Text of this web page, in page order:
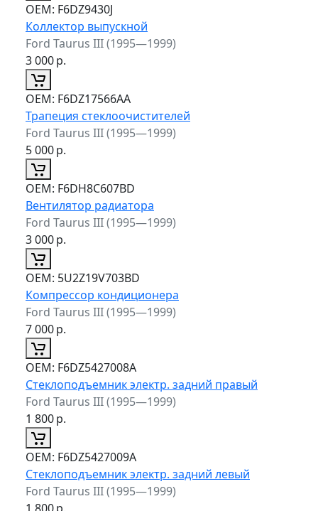
ОЕМ: F6DZ9430J
Коллектор выпускной
Ford Taurus III (1995—1999)
3 000р.
ОЕМ: F6DZ17566AA
Трапеция стеклоочистителей
Ford Taurus III (1995—1999)
5 000р.
ОЕМ: F6DH8C607BD
Вентилятор радиатора
Ford Taurus III (1995—1999)
3 000р.
ОЕМ: 5U2Z19V703BD
Компрессор кондиционера
Ford Taurus III (1995—1999)
7 000р.
ОЕМ: F6DZ5427008A
Стеклоподъемник электр. задний правый
Ford Taurus III (1995—1999)
1 800р.
ОЕМ: F6DZ5427009A
Стеклоподъемник электр. задний левый
Ford Taurus III (1995—1999)